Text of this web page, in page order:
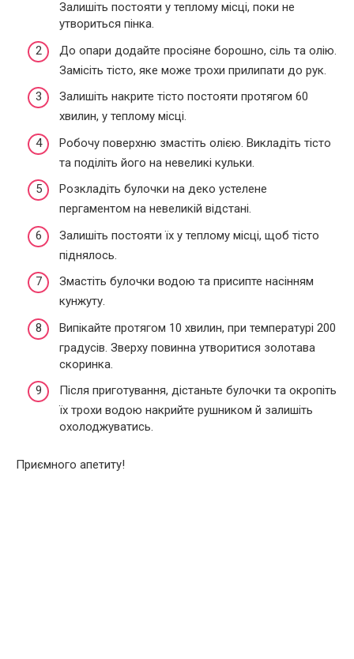
Залишіть постояти у теплому місці, поки не
утвориться пінка.
До опари додайте просіяне борошно, сіль та олію.
Замісіть тісто, яке може трохи прилипати до рук.
Залишіть накрите тісто постояти протягом 60
хвилин, у теплому місці.
Робочу поверхню змастіть олією. Викладіть тісто
та поділіть його на невеликі кульки.
Розкладіть булочки на деко устелене
пергаментом на невеликій відстані.
Залишіть постояти їх у теплому місці, щоб тісто
піднялось.
Змастіть булочки водою та присипте насінням
кунжуту.
Випікайте протягом 10 хвилин, при температурі 200
градусів. Зверху повинна утворитися золотава
скоринка.
Після приготування, дістаньте булочки та окропіть
їх трохи водою накрийте рушником й залишіть
охолоджуватись.
Приємного апетиту!